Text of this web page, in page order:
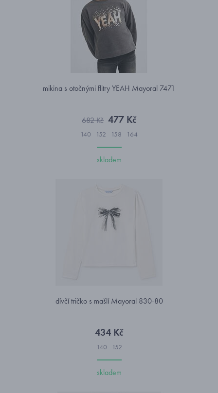
mikina s otočnými flitry YEAH Mayoral 7471
682 Kč 477 Kč
140 152 158 164
skladem
dívčí tričko s mašlí Mayoral 830-80
434 Kč
140 152
skladem